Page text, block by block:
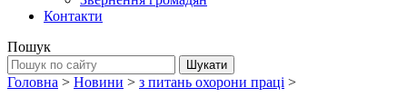
Контакти
Пошук
Головна > Новини > з питань охорони праці >